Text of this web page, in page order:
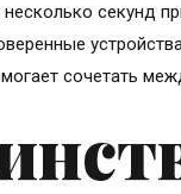
секунд
сочетать